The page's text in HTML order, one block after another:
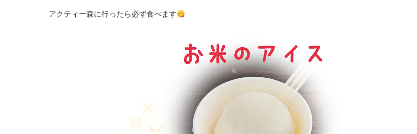
アクティー森に行ったら必ず食べます